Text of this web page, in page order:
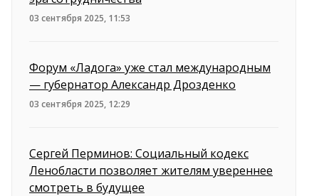
03 сентября 2025, 11:53
Форум «Ладога» уже стал международным
— губернатор Александр Дрозденко
03 сентября 2025, 12:29
Сергей Перминов: Социальный кодекс
Ленобласти позволяет жителям увереннее
смотреть в будущее